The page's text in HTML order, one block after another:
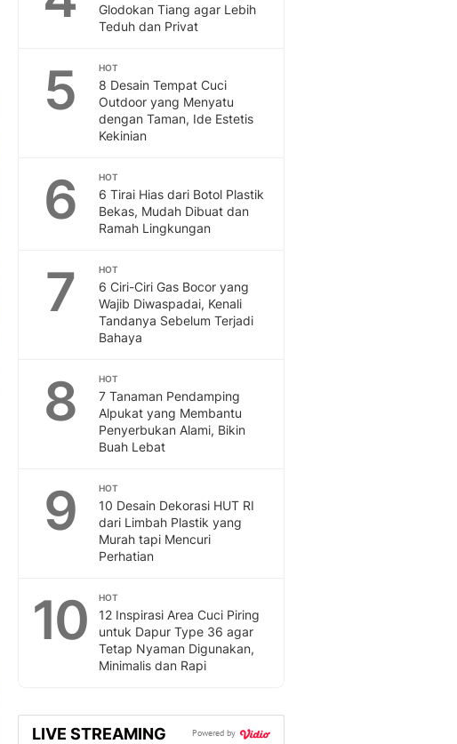
Glodokan Tiang agar Lebih
Teduh dan Privat
5 HOT
8 Desain Tempat Cuci
Outdoor yang Menyatu
dengan Taman, Ide Estetis
Kekinian
6 HOT
6 Tirai Hias dari Botol Plastik
Bekas, Mudah Dibuat dan
Ramah Lingkungan
7 HOT
6 Ciri-Ciri Gas Bocor yang
Wajib Diwaspadai, Kenali
Tandanya Sebelum Terjadi
Bahaya
8 HOT
7 Tanaman Pendamping
Alpukat yang Membantu
Penyerbukan Alami, Bikin
Buah Lebat
9 HOT
10 Desain Dekorasi HUT RI
dari Limbah Plastik yang
Murah tapi Mencuri
Perhatian
10 HOT
12 Inspirasi Area Cuci Piring
untuk Dapur Type 36 agar
Tetap Nyaman Digunakan,
Minimalis dan Rapi
LIVE STREAMING Powered by